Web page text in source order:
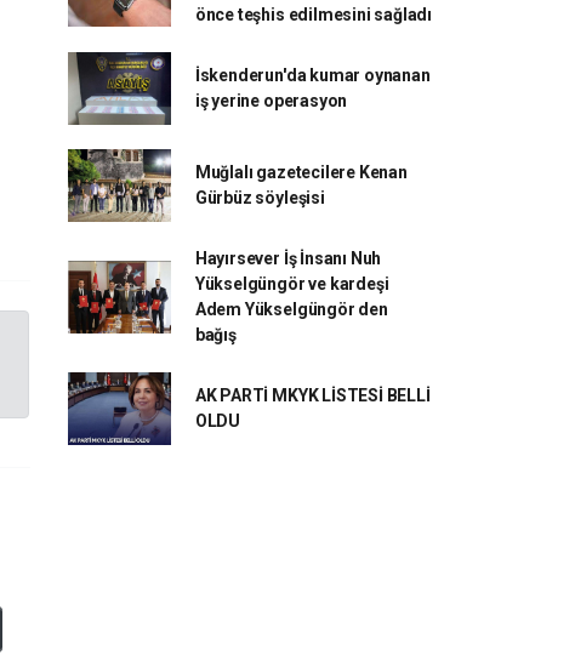
önce teşhis edilmesini sağladı
İskenderun'da kumar oynanan
iş yerine operasyon
Muğlalı gazetecilere Kenan
Gürbüz söyleşisi
Hayırsever İş İnsanı Nuh
Yükselgüngör ve kardeşi
Adem Yükselgüngör den
bağış
AK PARTİ MKYK LİSTESİ BELLİ
OLDU